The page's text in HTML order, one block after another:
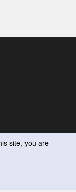
site, you are